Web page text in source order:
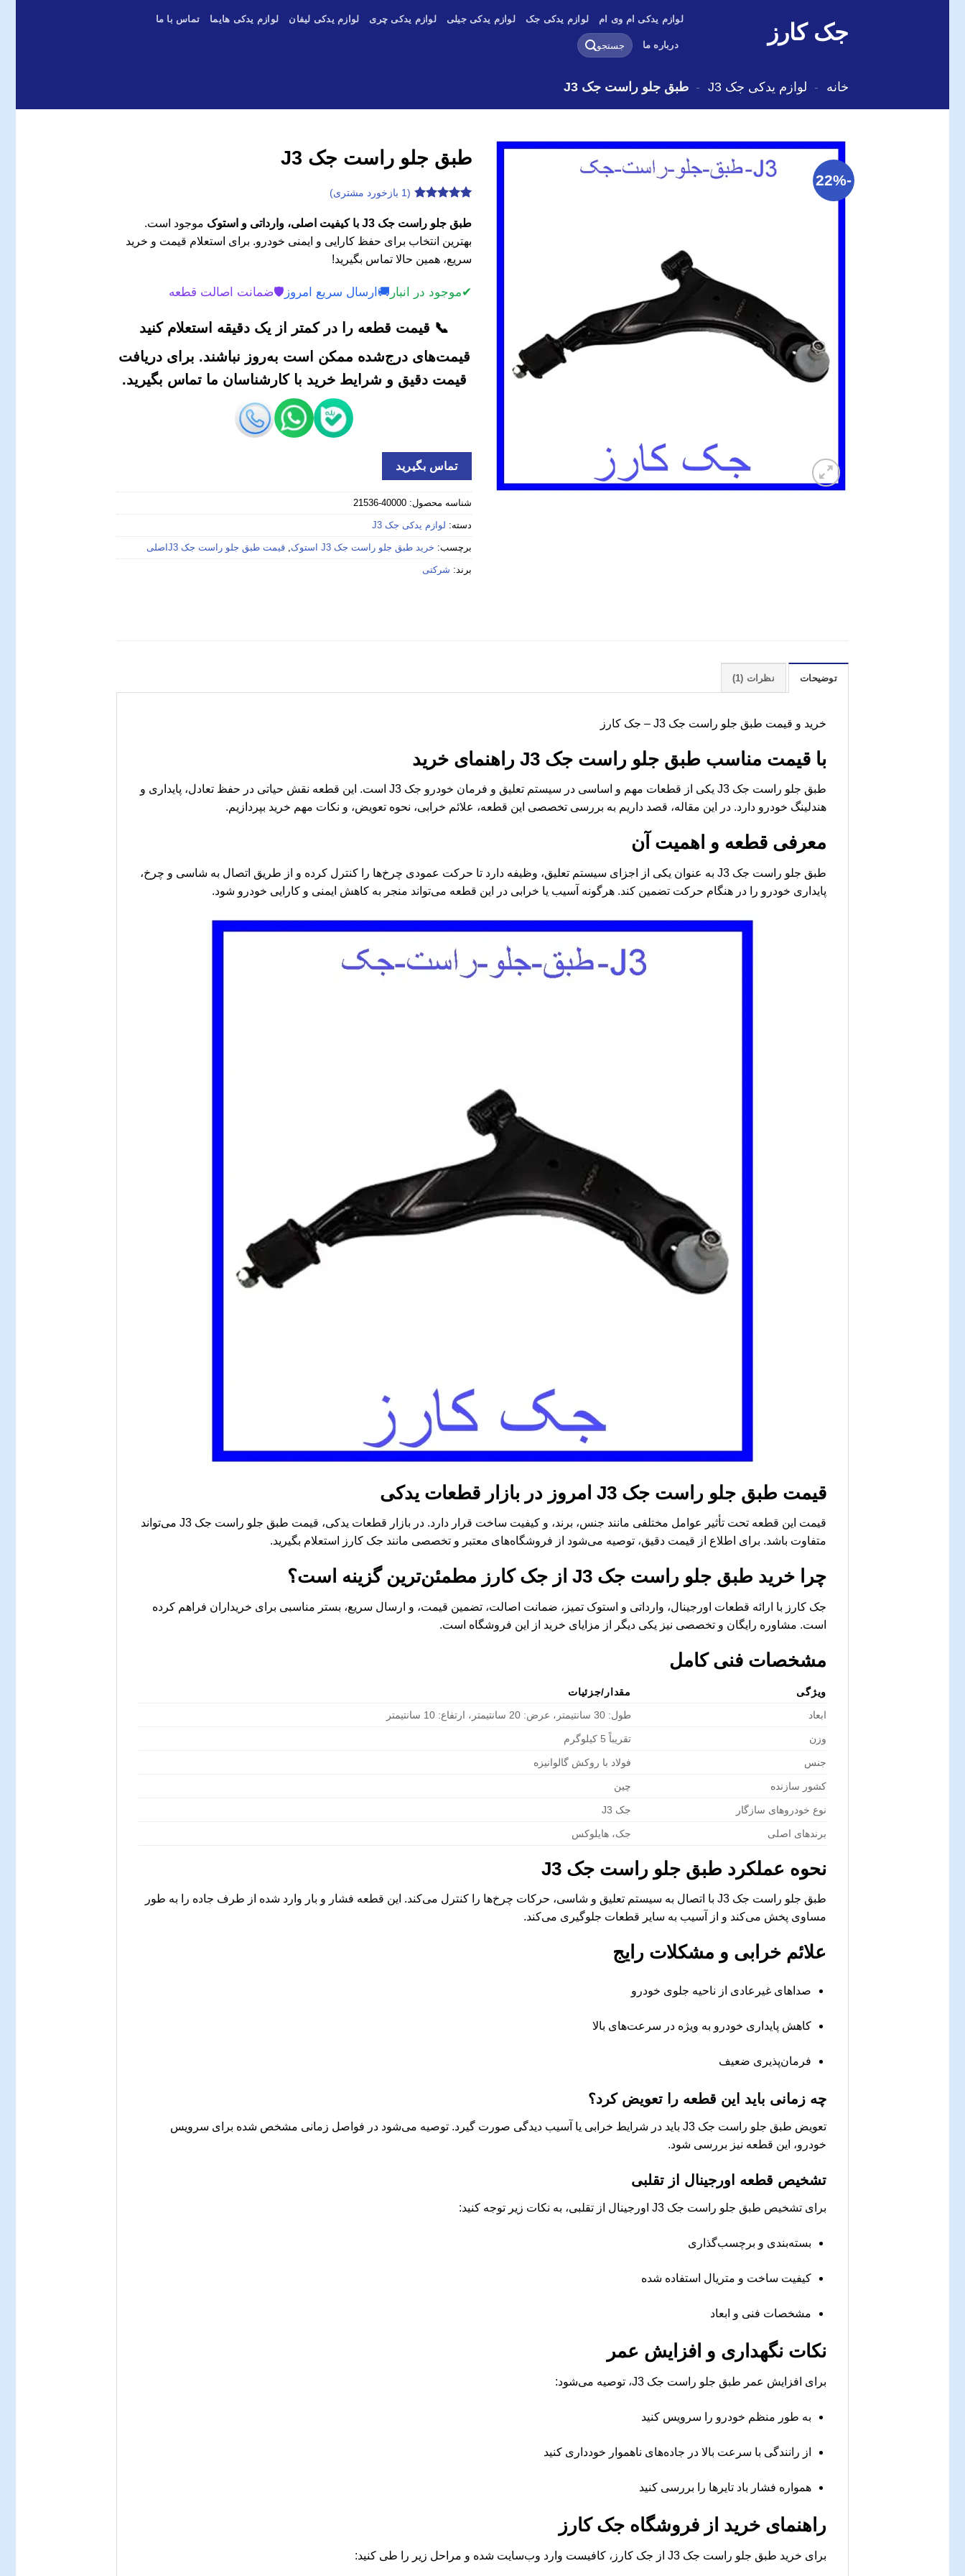
جک کارز
لوازم یدکی ام وی ام لوازم یدکی جک لوازم یدکی جیلی لوازم یدکی چری لوازم یدکی لیفان لوازم یدکی هایما تماس با ما
درباره ما
جستجو
برای:
خانه - لوازم یدکی جک J3 - طبق جلو راست جک J3
-22%
طبق جلو راست جک J3
4.8
از 5
در
امتیازدهی
مشتری
(
1 بازخورد مشتری)
طبق جلو راست جک J3 با کیفیت اصلی، وارداتی و استوک
موجود است.
بهترین انتخاب برای حفظ کارایی و ایمنی خودرو. برای استعلام قیمت و خرید
سریع، همین حالا تماس بگیرید!
✔موجود در انبار 🚚 ارسال سریع امروز 🛡️ضمانت اصالت قطعه
📞 قیمت قطعه را در کمتر از یک دقیقه استعلام کنید
قیمت‌های درج‌شده ممکن است به‌روز نباشند. برای دریافت
قیمت دقیق و شرایط خرید با کارشناسان ما تماس بگیرید.
تماس بگیرید
شناسه محصول: 40000-21536
دسته: لوازم یدکی جک J3
برچسب: خرید طبق جلو راست جک J3 استوک قیمت طبق جلو راست جک J3اصلی
برند: شرکتی
توضیحات نظرات (1)
خرید و قیمت طبق جلو راست جک J3 – جک کارز
با قیمت مناسب طبق جلو راست جک J3 راهنمای خرید
طبق جلو راست جک J3 یکی از قطعات مهم و اساسی در سیستم تعلیق و فرمان خودرو جک J3 است. این قطعه نقش حیاتی در حفظ تعادل، پایداری و
هندلینگ خودرو دارد. در این مقاله، قصد داریم به بررسی تخصصی این قطعه، علائم خرابی، نحوه تعویض، و نکات مهم خرید بپردازیم.
معرفی قطعه و اهمیت آن
طبق جلو راست جک J3 به عنوان یکی از اجزای سیستم تعلیق، وظیفه دارد تا حرکت عمودی چرخ‌ها را کنترل کرده و از طریق اتصال به شاسی و چرخ،
پایداری خودرو را در هنگام حرکت تضمین کند. هرگونه آسیب یا خرابی در این قطعه می‌تواند منجر به کاهش ایمنی و کارایی خودرو شود.
قیمت طبق جلو راست جک J3 امروز در بازار قطعات یدکی
قیمت این قطعه تحت تأثیر عوامل مختلفی مانند جنس، برند، و کیفیت ساخت قرار دارد. در بازار قطعات یدکی، قیمت طبق جلو راست جک J3 می‌تواند
متفاوت باشد. برای اطلاع از قیمت دقیق، توصیه می‌شود از فروشگاه‌های معتبر و تخصصی مانند جک کارز استعلام بگیرید.
چرا خرید طبق جلو راست جک J3 از جک کارز مطمئن‌ترین گزینه است؟
جک کارز با ارائه قطعات اورجینال، وارداتی و استوک تمیز، ضمانت اصالت، تضمین قیمت، و ارسال سریع، بستر مناسبی برای خریداران فراهم کرده
است. مشاوره رایگان و تخصصی نیز یکی دیگر از مزایای خرید از این فروشگاه است.
مشخصات فنی کامل
ویژگی
مقدار/جزئیات
ابعاد
طول: 30 سانتیمتر، عرض: 20 سانتیمتر، ارتفاع: 10 سانتیمتر
وزن تقریباً 5 کیلوگرم
جنس فولاد با روکش گالوانیزه
کشور سازنده چین
نوع خودروهای سازگار جک J3
برندهای اصلی جک، هایلوکس
نحوه عملکرد طبق جلو راست جک J3
طبق جلو راست جک J3 با اتصال به سیستم تعلیق و شاسی، حرکات چرخ‌ها را کنترل می‌کند. این قطعه فشار و بار وارد شده از طرف جاده را به طور
مساوی پخش می‌کند و از آسیب به سایر قطعات جلوگیری می‌کند.
علائم خرابی و مشکلات رایج
صداهای غیرعادی از ناحیه جلوی خودرو
کاهش پایداری خودرو به ویژه در سرعت‌های بالا
فرمان‌پذیری ضعیف
چه زمانی باید این قطعه را تعویض کرد؟
تعویض طبق جلو راست جک J3 باید در شرایط خرابی یا آسیب دیدگی صورت گیرد. توصیه می‌شود در فواصل زمانی مشخص شده برای سرویس
خودرو، این قطعه نیز بررسی شود.
تشخیص قطعه اورجینال از تقلبی
برای تشخیص طبق جلو راست جک J3 اورجینال از تقلبی، به نکات زیر توجه کنید:
بسته‌بندی و برچسب‌گذاری
کیفیت ساخت و متریال استفاده شده
مشخصات فنی و ابعاد
نکات نگهداری و افزایش عمر
برای افزایش عمر طبق جلو راست جک J3، توصیه می‌شود:
به طور منظم خودرو را سرویس کنید
از رانندگی با سرعت بالا در جاده‌های ناهموار خودداری کنید
همواره فشار باد تایرها را بررسی کنید
راهنمای خرید از فروشگاه جک کارز
برای خرید طبق جلو راست جک J3 از جک کارز، کافیست وارد وب‌سایت شده و مراحل زیر را طی کنید: